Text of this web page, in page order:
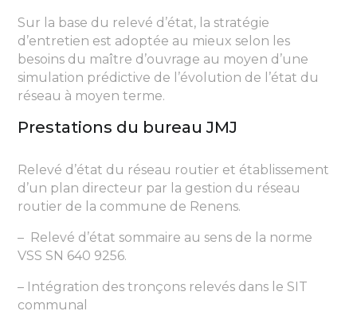
Sur la base du relevé d’état, la stratégie
d’entretien est adoptée au mieux selon les
besoins du maître d’ouvrage au moyen d’une
simulation prédictive de l’évolution de l’état du
réseau à moyen terme.
Prestations du bureau JMJ
Relevé d’état du réseau routier et établissement
d’un plan directeur par la gestion du réseau
routier de la commune de Renens.
– Relevé d’état sommaire au sens de la norme
VSS SN 640 9256.
– Intégration des tronçons relevés dans le SIT
communal